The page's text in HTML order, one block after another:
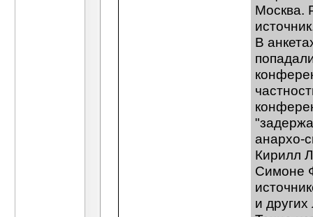
Москва.
В
анархо-
Кирилл
Симоне
и